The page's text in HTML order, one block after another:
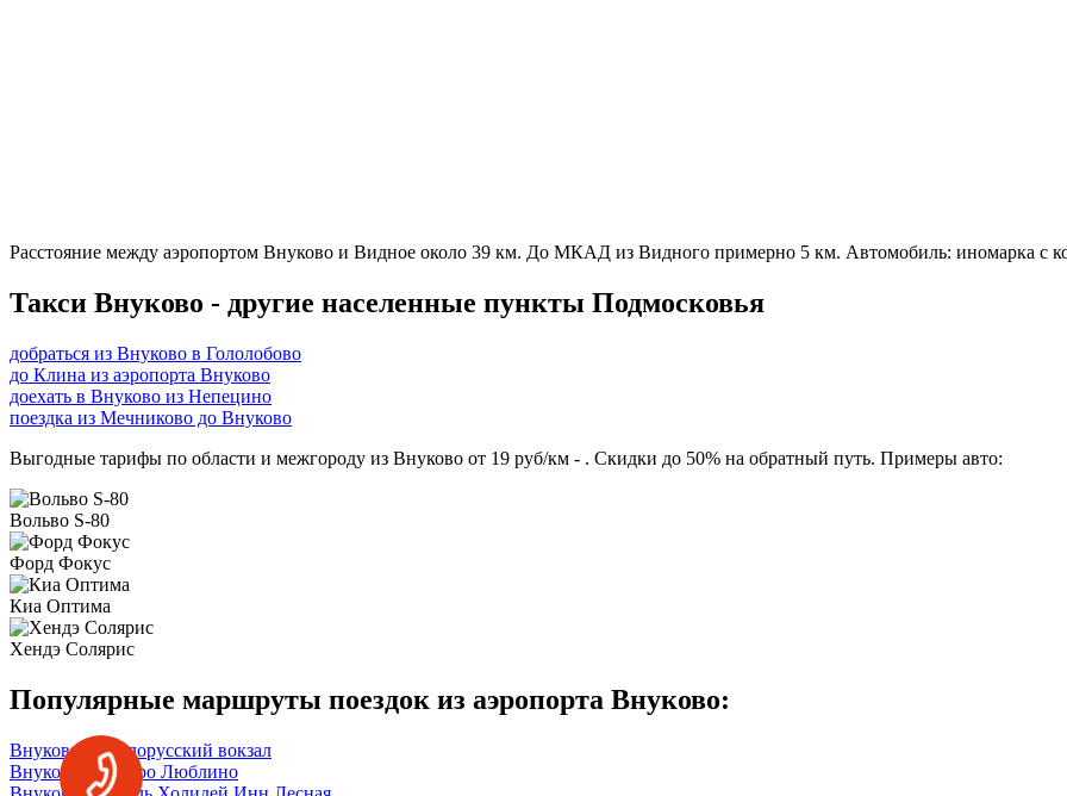
Расстояние между аэропортом Внуково и Видное около 39 км. До МКАД из Видного примерно 5 км. Автомобиль: иномарка с
Такси Внуково - другие населенные пункты Подмосковья
добраться из Внуково в Гололобово
до Клина из аэропорта Внуково
доехать в Внуково из Непецино
поездка из Мечниково до Внуково
Выгодные тарифы по области и межгороду из Внуково от 19 руб/км - . Скидки до 50% на обратный путь. Примеры авто:
Вольво S-80
Форд Фокус
Киа Оптима
Хендэ Солярис
Популярные маршруты поездок из аэропорта Внуково:
Внуково → Белорусский вокзал
Внуково → метро Люблино